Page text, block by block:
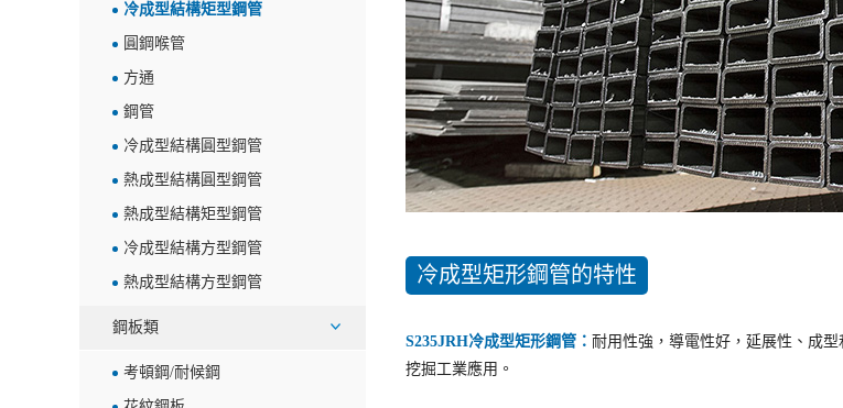
冷成型結構矩型鋼管
圓鋼喉管
方通
鋼管
冷成型結構圓型鋼管
熱成型結構圓型鋼管
熱成型結構矩型鋼管
冷成型結構方型鋼管
熱成型結構方型鋼管
鋼板類
考頓鋼/耐候鋼
冷成型矩形鋼管的特性
S235JRH冷成型矩形鋼管： 耐用性強，導電性好，延展性、成
挖掘工業應用。